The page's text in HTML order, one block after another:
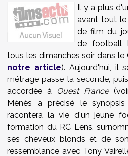
Il y a plus
avant tout le
de film du
de football
tous les dimanches soir dans le
notre article). Aujourd'hui, il
métrage passe la seconde,
accordée à
Ouest France
Ménès a précisé le
racontera la vie d'un jeune
formation du RC Lens,
ses cheveux blonds et de
ressemblance avec Tony